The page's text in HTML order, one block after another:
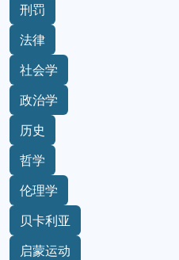
刑罚
法律
社会学
政治学
历史
哲学
伦理学
贝卡利亚
启蒙运动